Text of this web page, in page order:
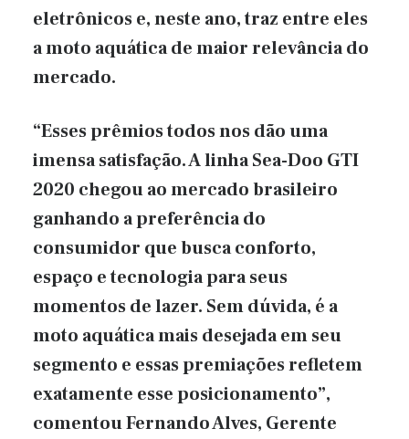
eletrônicos e, neste ano, traz entre eles
a moto aquática de maior relevância do
mercado.
“Esses prêmios todos nos dão uma
imensa satisfação. A linha Sea-Doo GTI
2020 chegou ao mercado brasileiro
ganhando a preferência do
consumidor que busca conforto,
espaço e tecnologia para seus
momentos de lazer. Sem dúvida, é a
moto aquática mais desejada em seu
segmento e essas premiações refletem
exatamente esse posicionamento”,
comentou Fernando Alves, Gerente